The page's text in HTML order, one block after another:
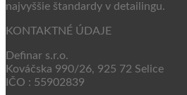
najvyššie štandardy v detailingu.
KONTAKTNÉ ÚDAJE
Definar s.r.o.
Kováčska 990/26, 925 72 Selice
IČO : 55902839